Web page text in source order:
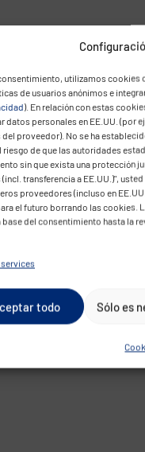
utilizamos cookies
de usuarios anónimos e
). En relación con estas
datos personales en EE.UU. (por
proveedor). No se ha
riesgo de que las autoridades
sin que exista una protección
transferencia a EE.UU.)",
proveedores (incluso en
el futuro borrando las cookies.
base del consentimiento hasta la
services
todo Sólo es